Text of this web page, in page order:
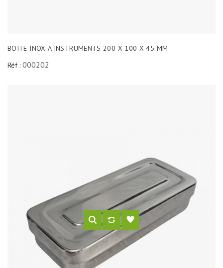
BOITE INOX A INSTRUMENTS 200 X 100 X 45 MM
Réf : 000202